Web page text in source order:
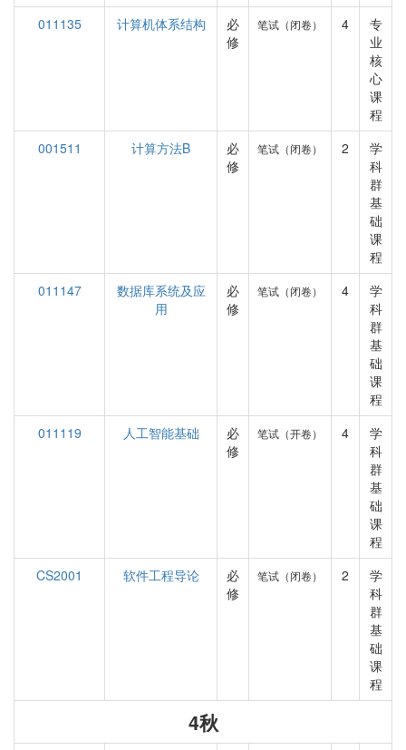
011135
计算机体系结构
必
修
笔试（闭卷） 4
专
业
核
心
课
程
001511
计算方法B
必
修
笔试（闭卷） 2
学
科
群
基
础
课
程
011147
数据库系统及应
用
必
修
笔试（闭卷） 4
学
科
群
基
础
课
程
011119
人工智能基础
必
修
笔试（开卷） 4
学
科
群
基
础
课
程
CS2001
软件工程导论
必
修
笔试（闭卷） 2
学
科
群
基
础
课
程
4秋